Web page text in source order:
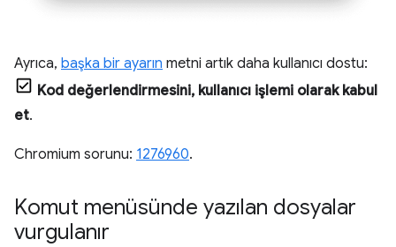
Ayrıca, başka bir ayarın metni artık daha kullanıcı dostu:
Kod değerlendirmesini, kullanıcı işlemi olarak kabul
et.
Chromium sorunu: 1276960.
Komut menüsünde yazılan dosyalar
vurgulanır